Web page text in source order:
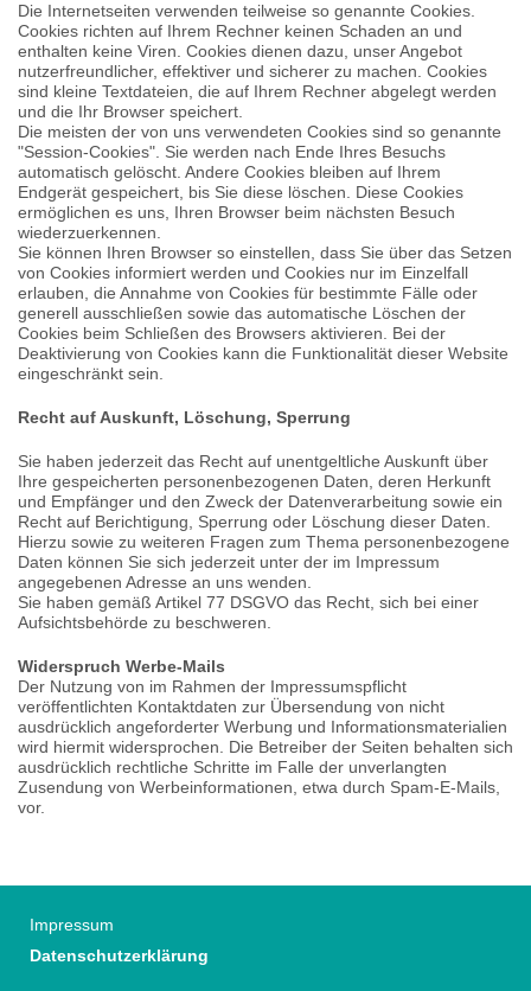
Die Internetseiten verwenden teilweise so genannte Cookies.
Cookies richten auf Ihrem Rechner keinen Schaden an und
enthalten keine Viren. Cookies dienen dazu, unser Angebot
nutzerfreundlicher, effektiver und sicherer zu machen. Cookies
sind kleine Textdateien, die auf Ihrem Rechner abgelegt werden
und die Ihr Browser speichert.
Die meisten der von uns verwendeten Cookies sind so genannte
"Session-Cookies". Sie werden nach Ende Ihres Besuchs
automatisch gelöscht. Andere Cookies bleiben auf Ihrem
Endgerät gespeichert, bis Sie diese löschen. Diese Cookies
ermöglichen es uns, Ihren Browser beim nächsten Besuch
wiederzuerkennen.
Sie können Ihren Browser so einstellen, dass Sie über das Setzen
von Cookies informiert werden und Cookies nur im Einzelfall
erlauben, die Annahme von Cookies für bestimmte Fälle oder
generell ausschließen sowie das automatische Löschen der
Cookies beim Schließen des Browsers aktivieren. Bei der
Deaktivierung von Cookies kann die Funktionalität dieser Website
eingeschränkt sein.
Recht auf Auskunft, Löschung, Sperrung
Sie haben jederzeit das Recht auf unentgeltliche Auskunft über
Ihre gespeicherten personenbezogenen Daten, deren Herkunft
und Empfänger und den Zweck der Datenverarbeitung sowie ein
Recht auf Berichtigung, Sperrung oder Löschung dieser Daten.
Hierzu sowie zu weiteren Fragen zum Thema personenbezogene
Daten können Sie sich jederzeit unter der im Impressum
angegebenen Adresse an uns wenden.
Sie haben gemäß Artikel 77 DSGVO das Recht, sich bei einer
Aufsichtsbehörde zu beschweren.
Widerspruch Werbe-Mails
Der Nutzung von im Rahmen der Impressumspflicht
veröffentlichten Kontaktdaten zur Übersendung von nicht
ausdrücklich angeforderter Werbung und Informationsmaterialien
wird hiermit widersprochen. Die Betreiber der Seiten behalten sich
ausdrücklich rechtliche Schritte im Falle der unverlangten
Zusendung von Werbeinformationen, etwa durch Spam-E-Mails,
vor.
Impressum
Datenschutzerklärung